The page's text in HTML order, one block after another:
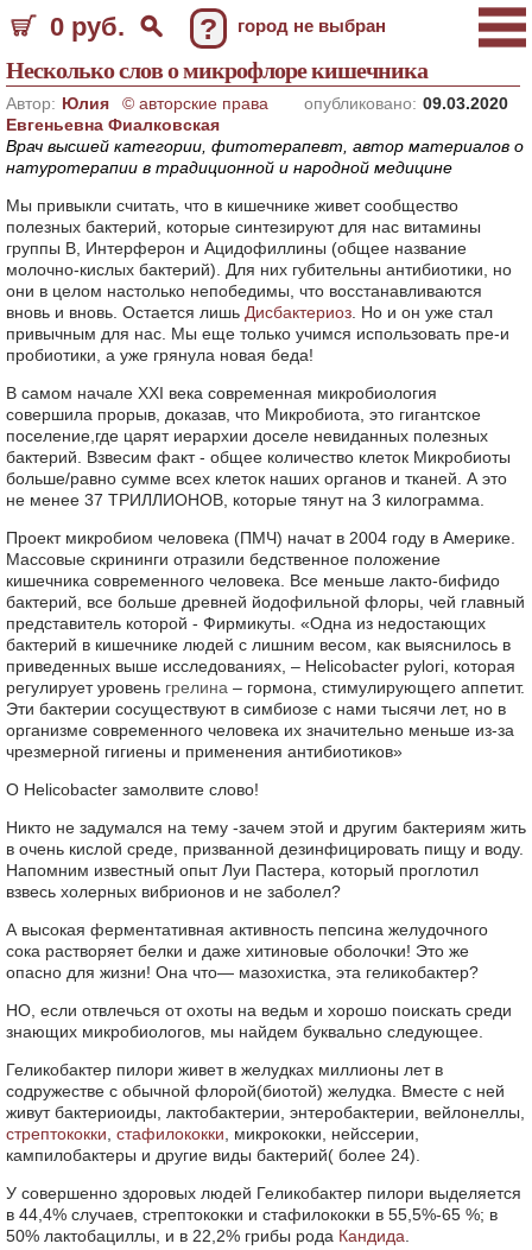
0 руб. ? город не выбран
Несколько слов о микрофлоре кишечника
опубликовано: 09.03.2020
© авторские права
Автор: Юлия
Евгеньевна Фиалковская
Врач высшей категории, фитотерапевт, автор материалов о
натуротерапии в традиционной и народной медицине
Мы привыкли считать, что в кишечнике живет сообщество
полезных бактерий, которые синтезируют для нас витамины
группы В, Интерферон и Ацидофиллины (общее название
молочно-кислых бактерий). Для них губительны антибиотики, но
они в целом настолько непобедимы, что восстанавливаются
вновь и вновь. Остается лишь Дисбактериоз . Но и он уже стал
привычным для нас. Мы еще только учимся использовать пре-и
пробиотики, а уже грянула новая беда!
В самом начале XXI века современная микробиология
совершила прорыв, доказав, что Микробиота, это гигантское
поселение,где царят иерархии доселе невиданных полезных
бактерий. Взвесим факт - общее количество клеток Микробиоты
больше/равно сумме всех клеток наших органов и тканей. А это
не менее 37 ТРИЛЛИОНОВ, которые тянут на 3 килограмма.
Проект микробиом человека (ПМЧ) начат в 2004 году в Америке.
Массовые скрининги отразили бедственное положение
кишечника современного человека. Все меньше лакто-бифидо
бактерий, все больше древней йодофильной флоры, чей главный
представитель которой - Фирмикуты. «Одна из недостающих
бактерий в кишечнике людей с лишним весом, как выяснилось в
приведенных выше исследованиях, – Helicobacter pylori, которая
регулирует уровень грелина – гормона, стимулирующего аппетит.
Эти бактерии сосуществуют в симбиозе с нами тысячи лет, но в
организме современного человека их значительно меньше из-за
чрезмерной гигиены и применения антибиотиков»
О Helicobacter замолвите слово!
Никто не задумался на тему -зачем этой и другим бактериям жить
в очень кислой среде, призванной дезинфицировать пищу и воду.
Напомним известный опыт Луи Пастера, который проглотил
взвесь холерных вибрионов и не заболел?
А высокая ферментативная активность пепсина желудочного
сока растворяет белки и даже хитиновые оболочки! Это же
опасно для жизни! Она что— мазохистка, эта геликобактер?
НО, если отвлечься от охоты на ведьм и хорошо поискать среди
знающих микробиологов, мы найдем буквально следующее.
Геликобактер пилори живет в желудках миллионы лет в
содружестве с обычной флорой(биотой) желудка. Вместе с ней
живут бактериоиды, лактобактерии, энтеробактерии, вейлонеллы,
стрептококки стафилококки , микрококки, нейссерии,
кампилобактеры и другие виды бактерий( более 24).
У совершенно здоровых людей Геликобактер пилори выделяется
в 44,4% случаев, стрептококки и стафилококки в 55,5%-65 %; в
50% лактобациллы, и в 22,2% грибы рода Кандида